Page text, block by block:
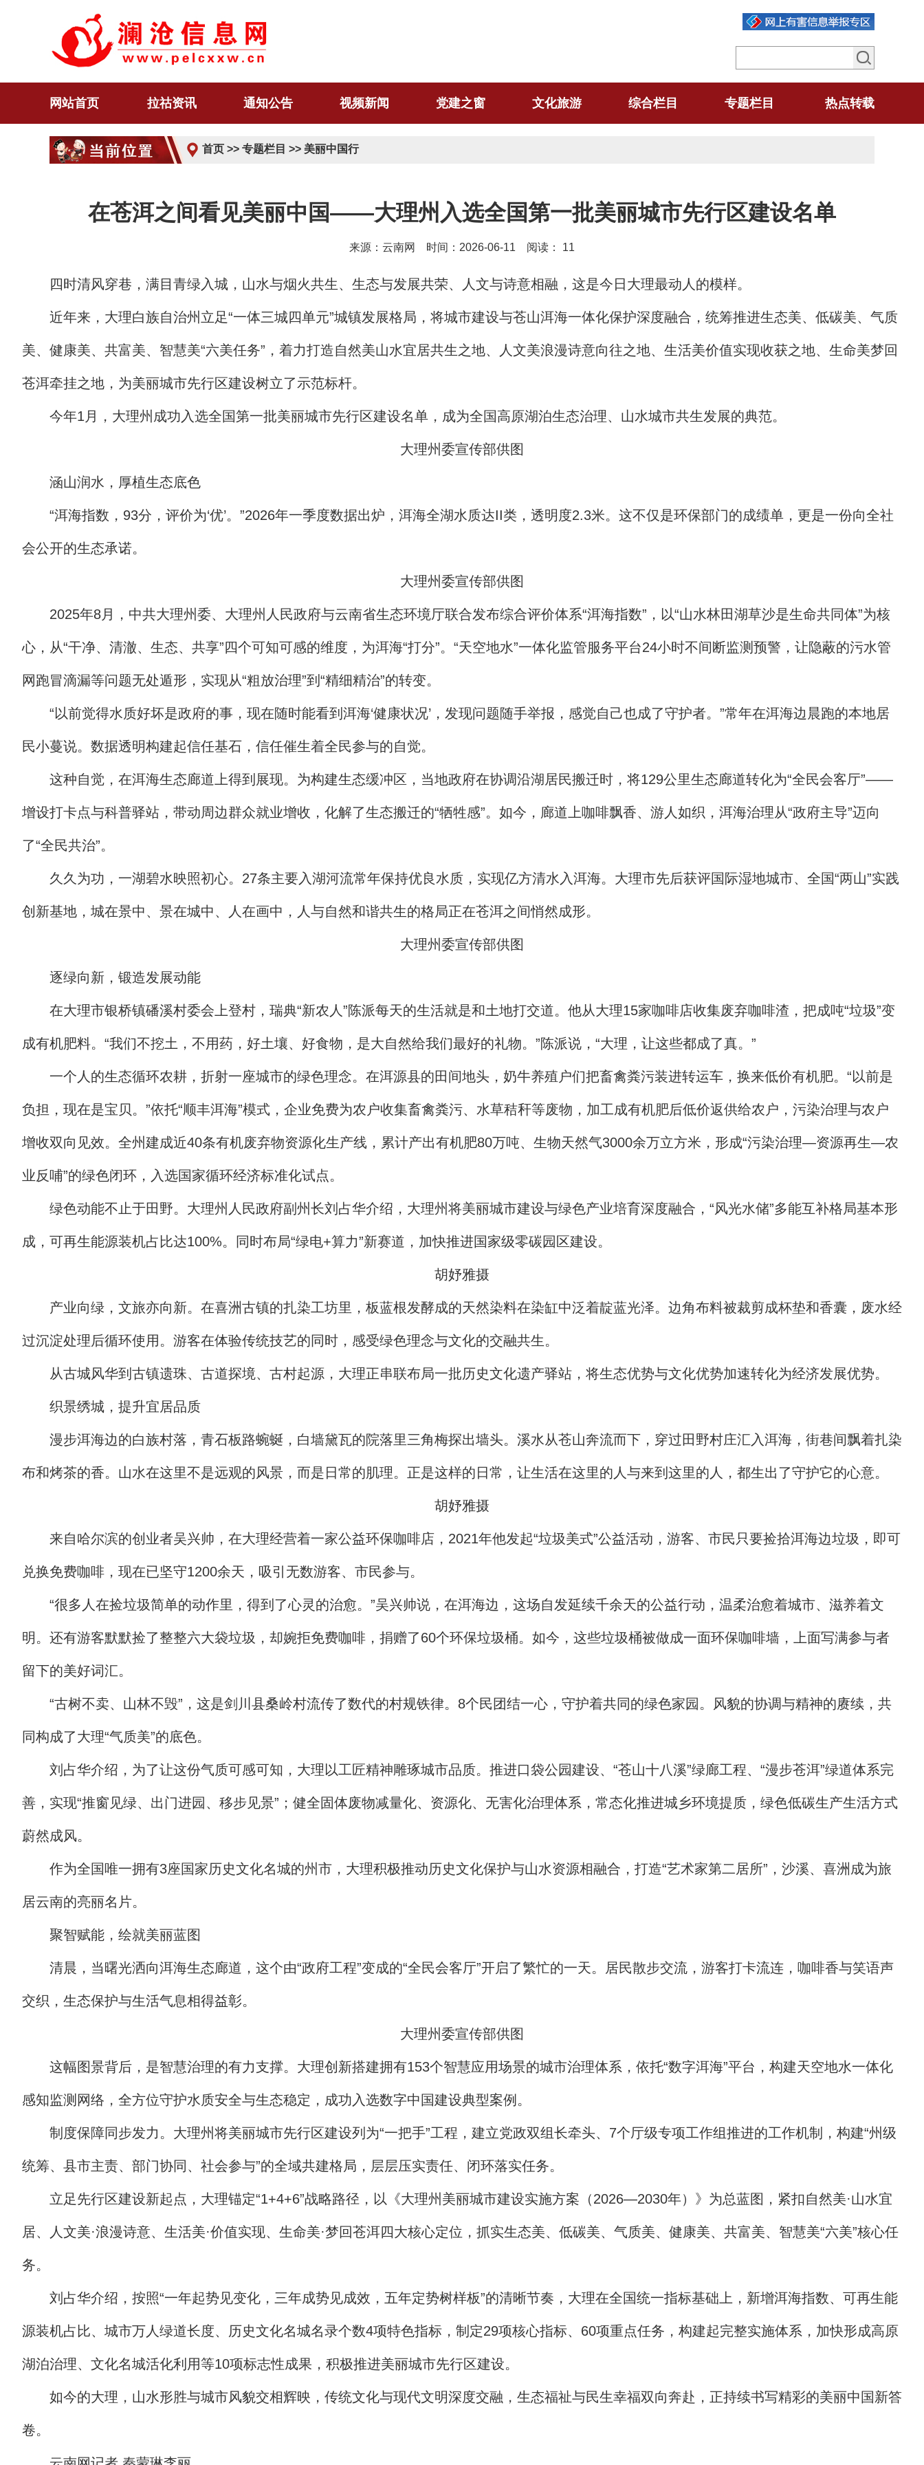
网站首页 拉祜资讯 通知公告 视频新闻 党建之窗 文化旅游 综合栏目 专题栏目 热点转载
首页 >> 专题栏目 >> 美丽中国行
在苍洱之间看见美丽中国——大理州入选全国第一批美丽城市先行区建设名单
来源：云南网 时间：2026-06-11 阅读： 11
四时清风穿巷，满目青绿入城，山水与烟火共生、生态与发展共荣、人文与诗意相融，这是今日大理最动人的模样。
近年来，大理白族自治州立足“一体三城四单元”城镇发展格局，将城市建设与苍山洱海一体化保护深度融合，统筹推进生态美、低碳美、气质
美、健康美、共富美、智慧美“六美任务”，着力打造自然美山水宜居共生之地、人文美浪漫诗意向往之地、生活美价值实现收获之地、生命美梦回
苍洱牵挂之地，为美丽城市先行区建设树立了示范标杆。
今年1月，大理州成功入选全国第一批美丽城市先行区建设名单，成为全国高原湖泊生态治理、山水城市共生发展的典范。
大理州委宣传部供图
涵山润水，厚植生态底色
“洱海指数，93分，评价为‘优’。”2026年一季度数据出炉，洱海全湖水质达II类，透明度2.3米。这不仅是环保部门的成绩单，更是一份向全社
会公开的生态承诺。
大理州委宣传部供图
2025年8月，中共大理州委、大理州人民政府与云南省生态环境厅联合发布综合评价体系“洱海指数”，以“山水林田湖草沙是生命共同体”为核
心，从“干净、清澈、生态、共享”四个可知可感的维度，为洱海“打分”。“天空地水”一体化监管服务平台24小时不间断监测预警，让隐蔽的污水管
网跑冒滴漏等问题无处遁形，实现从“粗放治理”到“精细精治”的转变。
“以前觉得水质好坏是政府的事，现在随时能看到洱海‘健康状况’，发现问题随手举报，感觉自己也成了守护者。”常年在洱海边晨跑的本地居
民小蔓说。数据透明构建起信任基石，信任催生着全民参与的自觉。
这种自觉，在洱海生态廊道上得到展现。为构建生态缓冲区，当地政府在协调沿湖居民搬迁时，将129公里生态廊道转化为“全民会客厅”——
增设打卡点与科普驿站，带动周边群众就业增收，化解了生态搬迁的“牺牲感”。如今，廊道上咖啡飘香、游人如织，洱海治理从“政府主导”迈向
了“全民共治”。
久久为功，一湖碧水映照初心。27条主要入湖河流常年保持优良水质，实现亿方清水入洱海。大理市先后获评国际湿地城市、全国“两山”实践
创新基地，城在景中、景在城中、人在画中，人与自然和谐共生的格局正在苍洱之间悄然成形。
大理州委宣传部供图
逐绿向新，锻造发展动能
在大理市银桥镇磻溪村委会上登村，瑞典“新农人”陈派每天的生活就是和土地打交道。他从大理15家咖啡店收集废弃咖啡渣，把成吨“垃圾”变
成有机肥料。“我们不挖土，不用药，好土壤、好食物，是大自然给我们最好的礼物。”陈派说，“大理，让这些都成了真。”
一个人的生态循环农耕，折射一座城市的绿色理念。在洱源县的田间地头，奶牛养殖户们把畜禽粪污装进转运车，换来低价有机肥。“以前是
负担，现在是宝贝。”依托“顺丰洱海”模式，企业免费为农户收集畜禽粪污、水草秸秆等废物，加工成有机肥后低价返供给农户，污染治理与农户
增收双向见效。全州建成近40条有机废弃物资源化生产线，累计产出有机肥80万吨、生物天然气3000余万立方米，形成“污染治理—资源再生—农
业反哺”的绿色闭环，入选国家循环经济标准化试点。
绿色动能不止于田野。大理州人民政府副州长刘占华介绍，大理州将美丽城市建设与绿色产业培育深度融合，“风光水储”多能互补格局基本形
成，可再生能源装机占比达100%。同时布局“绿电+算力”新赛道，加快推进国家级零碳园区建设。
胡妤雅摄
产业向绿，文旅亦向新。在喜洲古镇的扎染工坊里，板蓝根发酵成的天然染料在染缸中泛着靛蓝光泽。边角布料被裁剪成杯垫和香囊，废水经
过沉淀处理后循环使用。游客在体验传统技艺的同时，感受绿色理念与文化的交融共生。
从古城风华到古镇遗珠、古道探境、古村起源，大理正串联布局一批历史文化遗产驿站，将生态优势与文化优势加速转化为经济发展优势。
织景绣城，提升宜居品质
漫步洱海边的白族村落，青石板路蜿蜒，白墙黛瓦的院落里三角梅探出墙头。溪水从苍山奔流而下，穿过田野村庄汇入洱海，街巷间飘着扎染
布和烤茶的香。山水在这里不是远观的风景，而是日常的肌理。正是这样的日常，让生活在这里的人与来到这里的人，都生出了守护它的心意。
胡妤雅摄
来自哈尔滨的创业者吴兴帅，在大理经营着一家公益环保咖啡店，2021年他发起“垃圾美式”公益活动，游客、市民只要捡拾洱海边垃圾，即可
兑换免费咖啡，现在已坚守1200余天，吸引无数游客、市民参与。
“很多人在捡垃圾简单的动作里，得到了心灵的治愈。”吴兴帅说，在洱海边，这场自发延续千余天的公益行动，温柔治愈着城市、滋养着文
明。还有游客默默捡了整整六大袋垃圾，却婉拒免费咖啡，捐赠了60个环保垃圾桶。如今，这些垃圾桶被做成一面环保咖啡墙，上面写满参与者
留下的美好词汇。
“古树不卖、山林不毁”，这是剑川县桑岭村流传了数代的村规铁律。8个民团结一心，守护着共同的绿色家园。风貌的协调与精神的赓续，共
同构成了大理“气质美”的底色。
刘占华介绍，为了让这份气质可感可知，大理以工匠精神雕琢城市品质。推进口袋公园建设、“苍山十八溪”绿廊工程、“漫步苍洱”绿道体系完
善，实现“推窗见绿、出门进园、移步见景”；健全固体废物减量化、资源化、无害化治理体系，常态化推进城乡环境提质，绿色低碳生产生活方式
蔚然成风。
作为全国唯一拥有3座国家历史文化名城的州市，大理积极推动历史文化保护与山水资源相融合，打造“艺术家第二居所”，沙溪、喜洲成为旅
居云南的亮丽名片。
聚智赋能，绘就美丽蓝图
清晨，当曙光洒向洱海生态廊道，这个由“政府工程”变成的“全民会客厅”开启了繁忙的一天。居民散步交流，游客打卡流连，咖啡香与笑语声
交织，生态保护与生活气息相得益彰。
大理州委宣传部供图
这幅图景背后，是智慧治理的有力支撑。大理创新搭建拥有153个智慧应用场景的城市治理体系，依托“数字洱海”平台，构建天空地水一体化
感知监测网络，全方位守护水质安全与生态稳定，成功入选数字中国建设典型案例。
制度保障同步发力。大理州将美丽城市先行区建设列为“一把手”工程，建立党政双组长牵头、7个厅级专项工作组推进的工作机制，构建“州级
统筹、县市主责、部门协同、社会参与”的全域共建格局，层层压实责任、闭环落实任务。
立足先行区建设新起点，大理锚定“1+4+6”战略路径，以《大理州美丽城市建设实施方案（2026—2030年）》为总蓝图，紧扣自然美·山水宜
居、人文美·浪漫诗意、生活美·价值实现、生命美·梦回苍洱四大核心定位，抓实生态美、低碳美、气质美、健康美、共富美、智慧美“六美”核心任
务。
刘占华介绍，按照“一年起势见变化，三年成势见成效，五年定势树样板”的清晰节奏，大理在全国统一指标基础上，新增洱海指数、可再生能
源装机占比、城市万人绿道长度、历史文化名城名录个数4项特色指标，制定29项核心指标、60项重点任务，构建起完整实施体系，加快形成高原
湖泊治理、文化名城活化利用等10项标志性成果，积极推进美丽城市先行区建设。
如今的大理，山水形胜与城市风貌交相辉映，传统文化与现代文明深度交融，生态福祉与民生幸福双向奔赴，正持续书写精彩的美丽中国新答
卷。